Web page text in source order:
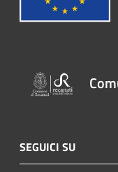
SEGUICI SU